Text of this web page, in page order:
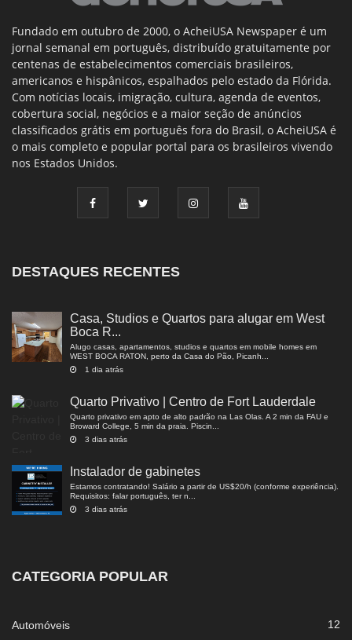
Fundado em outubro de 2000, o AcheiUSA Newspaper é um
jornal semanal em português, distribuído gratuitamente por
centenas de estabelecimentos comerciais brasileiros,
americanos e hispânicos, espalhados pelo estado da Flórida.
Com notícias locais, imigração, cultura, agenda de eventos,
cobertura social, negócios e a maior seção de anúncios
classificados grátis em português fora do Brasil, o AcheiUSA é
o mais completo e popular portal para os brasileiros vivendo
nos Estados Unidos.
DESTAQUES RECENTES
Casa, Studios e Quartos para alugar em West
Boca R...
Alugo casas, apartamentos, studios e quartos em mobile homes em
WEST BOCA RATON, perto da Casa do Pão, Picanh...
1 dia atrás
Quarto Privativo | Centro de Fort Lauderdale
Quarto privativo em apto de alto padrão na Las Olas. A 2 min da FAU e
Broward College, 5 min da praia. Piscin...
3 dias atrás
Instalador de gabinetes
Estamos contratando! Salário a partir de US$20/h (conforme experiência).
Requisitos: falar português, ter n...
3 dias atrás
CATEGORIA POPULAR
Automóveis 12